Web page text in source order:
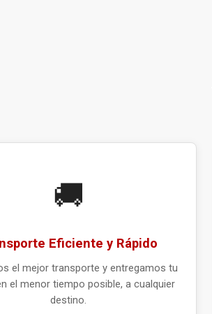
🚚
Eficiente y Rápido
el mejor transporte y entregamos tu
el menor tiempo posible, a cualquier
destino.